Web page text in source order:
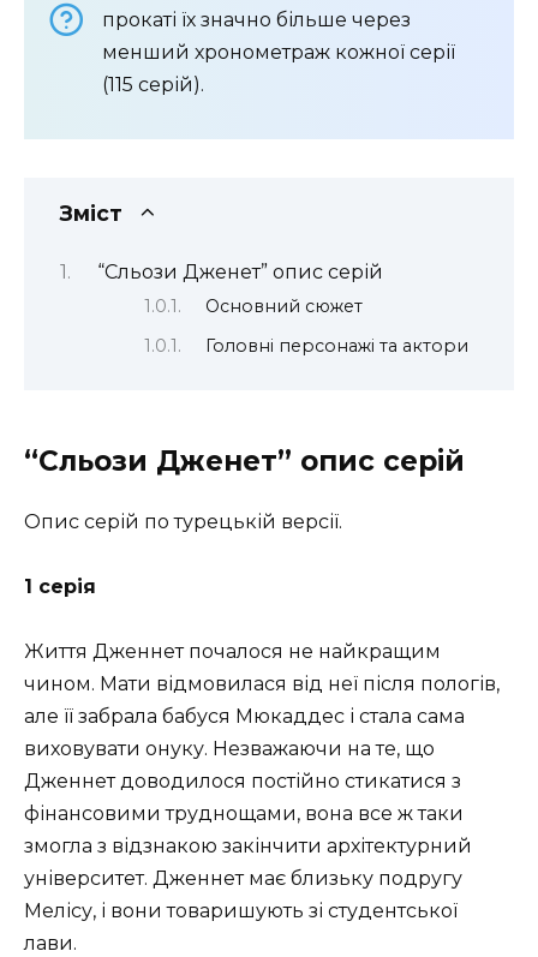
прокаті їх значно більше через
менший хронометраж кожної серії
(115 серій).
Зміст
“Сльози Дженет” опис серій
Основний сюжет
Головні персонажі та актори
“Сльози Дженет” опис серій
Опис серій по турецькій версії.
1 серія
Життя Дженнет почалося не найкращим
чином. Мати відмовилася від неї після пологів,
але її забрала бабуся Мюкаддес і стала сама
виховувати онуку. Незважаючи на те, що
Дженнет доводилося постійно стикатися з
фінансовими труднощами, вона все ж таки
змогла з відзнакою закінчити архітектурний
університет. Дженнет має близьку подругу
Мелісу, і вони товаришують зі студентської
лави.